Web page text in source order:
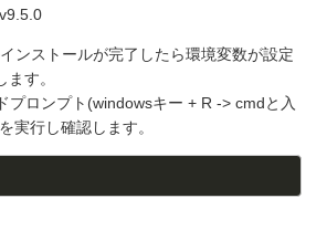
ンストールが完了したら環境変数が設定
す。
プロンプト(windowsキー + R -> cmdと入
実行し確認します。